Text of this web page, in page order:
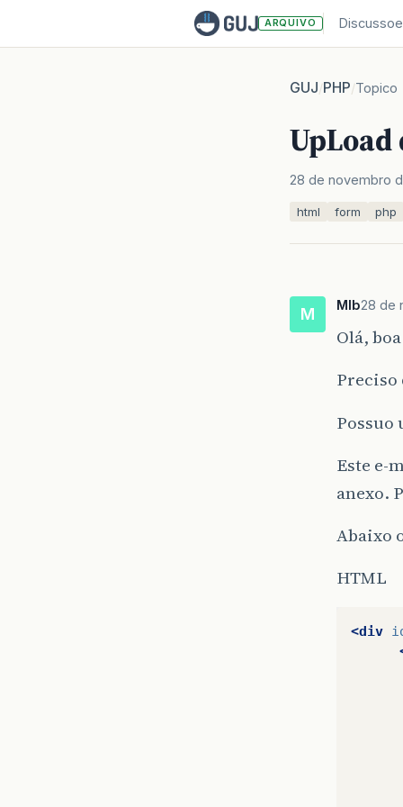
ARQUIVO
GUJ/PHP/Topico
28 de novembro
html form php
M Mlb28 de
Olá,
Este e-
anexo.
Abaixo
HTML
<div